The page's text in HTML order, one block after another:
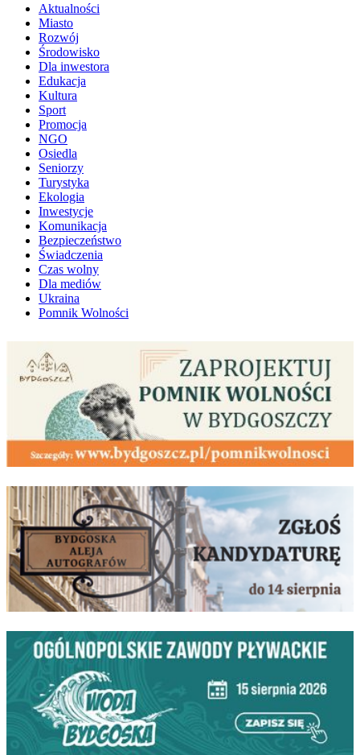
Aktualności
Miasto
Rozwój
Środowisko
Dla inwestora
Edukacja
Kultura
Sport
Promocja
NGO
Osiedla
Seniorzy
Turystyka
Ekologia
Inwestycje
Komunikacja
Bezpieczeństwo
Świadczenia
Czas wolny
Dla mediów
Ukraina
Pomnik Wolności